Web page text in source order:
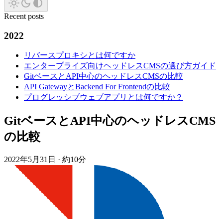
Recent posts
2022
リバースプロキシとは何ですか
エンタープライズ向けヘッドレスCMSの選び方ガイド
GitベースとAPI中心のヘッドレスCMSの比較
API GatewayとBackend For Frontendの比較
プログレッシブウェブアプリとは何ですか？
GitベースとAPI中心のヘッドレスCMS
の比較
2022年5月31日 · 約10分